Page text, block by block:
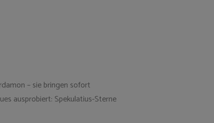
– sie bringen sofort
ausprobiert: Spekulatius-Sterne